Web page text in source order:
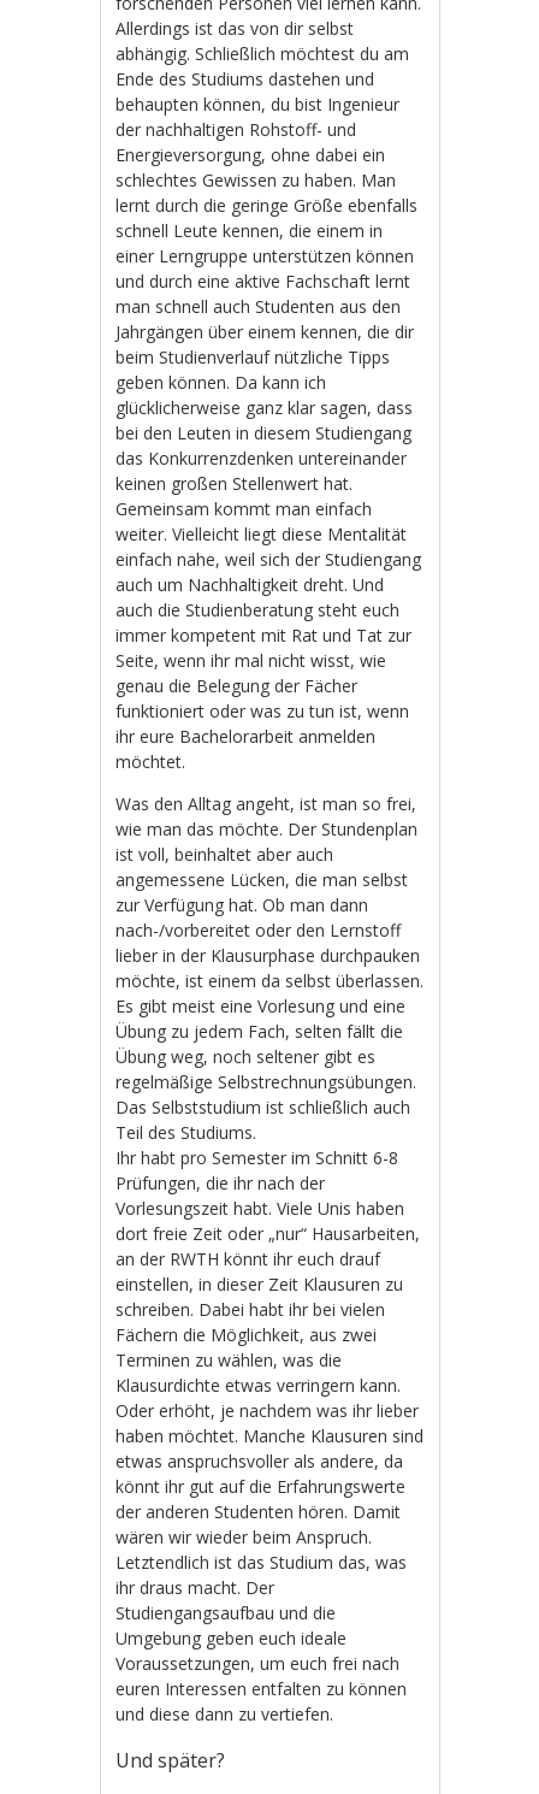
Allerdings ist das von dir selbst
abhängig. Schließlich möchtest du am
Ende des Studiums dastehen und
behaupten können, du bist Ingenieur
der nachhaltigen Rohstoff- und
Energieversorgung, ohne dabei ein
schlechtes Gewissen zu haben. Man
lernt durch die geringe Größe ebenfalls
schnell Leute kennen, die einem in
einer Lerngruppe unterstützen können
und durch eine aktive Fachschaft lernt
man schnell auch Studenten aus den
Jahrgängen über einem kennen, die dir
beim Studienverlauf nützliche Tipps
geben können. Da kann ich
glücklicherweise ganz klar sagen, dass
bei den Leuten in diesem Studiengang
das Konkurrenzdenken untereinander
keinen großen Stellenwert hat.
Gemeinsam kommt man einfach
weiter. Vielleicht liegt diese Mentalität
einfach nahe, weil sich der Studiengang
auch um Nachhaltigkeit dreht. Und
auch die Studienberatung steht euch
immer kompetent mit Rat und Tat zur
Seite, wenn ihr mal nicht wisst, wie
genau die Belegung der Fächer
funktioniert oder was zu tun ist, wenn
ihr eure Bachelorarbeit anmelden
möchtet.
Was den Alltag angeht, ist man so frei,
wie man das möchte. Der Stundenplan
ist voll, beinhaltet aber auch
angemessene Lücken, die man selbst
zur Verfügung hat. Ob man dann
nach-/vorbereitet oder den Lernstoff
lieber in der Klausurphase durchpauken
möchte, ist einem da selbst überlassen.
Es gibt meist eine Vorlesung und eine
Übung zu jedem Fach, selten fällt die
Übung weg, noch seltener gibt es
regelmäßige Selbstrechnungsübungen.
Das Selbststudium ist schließlich auch
Teil des Studiums.
Ihr habt pro Semester im Schnitt 6-8
Prüfungen, die ihr nach der
Vorlesungszeit habt. Viele Unis haben
dort freie Zeit oder „nur“ Hausarbeiten,
an der RWTH könnt ihr euch drauf
einstellen, in dieser Zeit Klausuren zu
schreiben. Dabei habt ihr bei vielen
Fächern die Möglichkeit, aus zwei
Terminen zu wählen, was die
Klausurdichte etwas verringern kann.
Oder erhöht, je nachdem was ihr lieber
haben möchtet. Manche Klausuren sind
etwas anspruchsvoller als andere, da
könnt ihr gut auf die Erfahrungswerte
der anderen Studenten hören. Damit
wären wir wieder beim Anspruch.
Letztendlich ist das Studium das, was
ihr draus macht. Der
Studiengangsaufbau und die
Umgebung geben euch ideale
Voraussetzungen, um euch frei nach
euren Interessen entfalten zu können
und diese dann zu vertiefen.
Und später?